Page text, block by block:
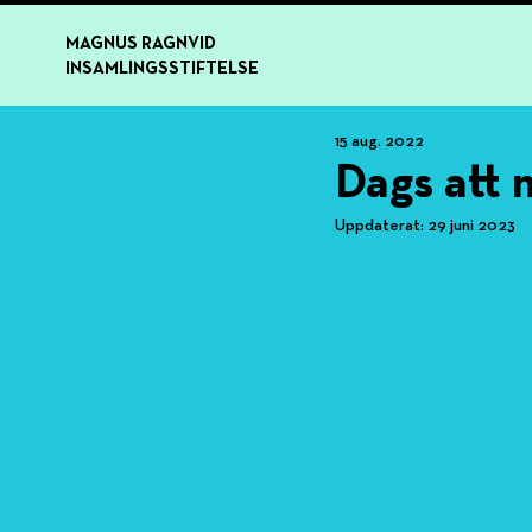
MAGNUS RAGNVID
INSAMLINGSSTIFTELSE
Dags att
15 aug. 2022
Uppdaterat: 29 juni 2023